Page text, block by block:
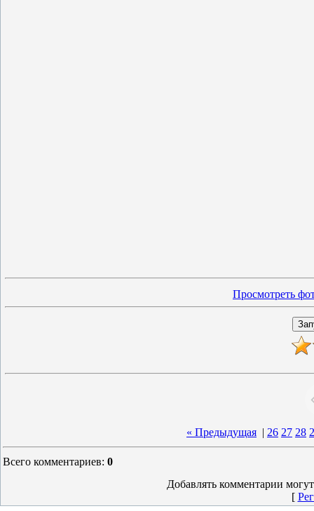
Просмотреть
« Предыдущая | 26 27 28
Всего комментариев: 0
Добавлять комментарии
[